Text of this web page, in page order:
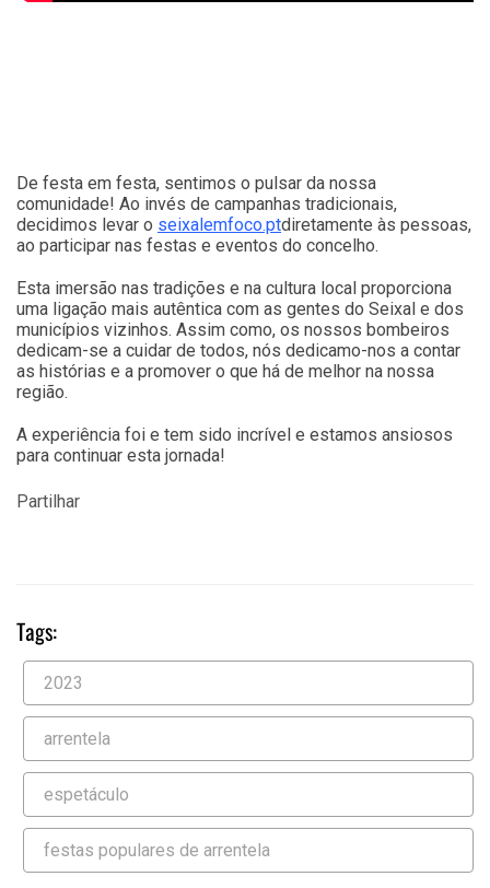
De festa em festa, sentimos o pulsar da nossa
comunidade! Ao invés de campanhas tradicionais,
decidimos levar o seixalemfoco.ptdiretamente às pessoas,
ao participar nas festas e eventos do concelho.
Esta imersão nas tradições e na cultura local proporciona
uma ligação mais autêntica com as gentes do Seixal e dos
municípios vizinhos. Assim como, os nossos bombeiros
dedicam-se a cuidar de todos, nós dedicamo-nos a contar
as histórias e a promover o que há de melhor na nossa
região.
A experiência foi e tem sido incrível e estamos ansiosos
para continuar esta jornada!
Partilhar
Tags:
2023
arrentela
espetáculo
festas populares de arrentela